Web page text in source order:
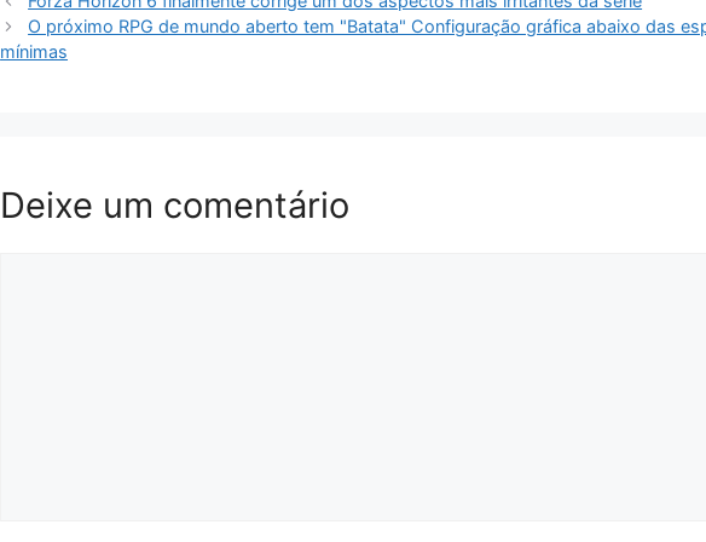
O próximo RPG de mundo aberto tem "Batata" Configuração gráfica abaixo das
mínimas
Deixe um comentário